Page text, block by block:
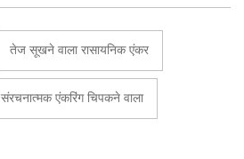
तेज सूखने वाला रासायनिक एंकर
संरचनात्मक एंकरिंग चिपकने वाला